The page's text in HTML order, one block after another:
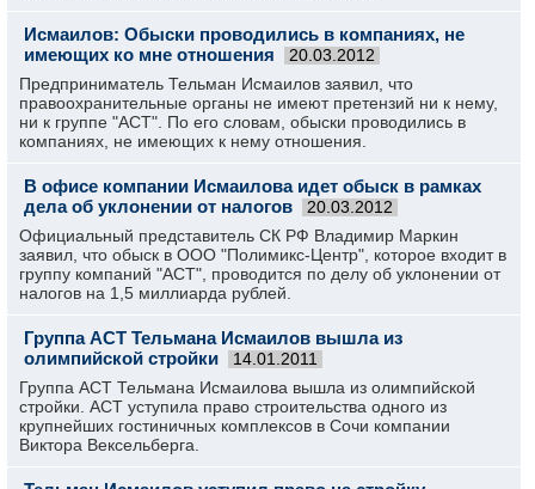
Исмаилов: Обыски проводились в компаниях, не
имеющих ко мне отношения
20.03.2012
Предприниматель Тельман Исмаилов заявил, что
правоохранительные органы не имеют претензий ни к нему,
ни к группе "АСТ". По его словам, обыски проводились в
компаниях, не имеющих к нему отношения.
В офисе компании Исмаилова идет обыск в рамках
дела об уклонении от налогов
20.03.2012
Официальный представитель СК РФ Владимир Маркин
заявил, что обыск в ООО "Полимикс-Центр", которое входит в
группу компаний "АСТ", проводится по делу об уклонении от
налогов на 1,5 миллиарда рублей.
Группа АСТ Тельмана Исмаилов вышла из
олимпийской стройки
14.01.2011
Группа АСТ Тельмана Исмаилова вышла из олимпийской
стройки. АСТ уступила право строительства одного из
крупнейших гостиничных комплексов в Сочи компании
Виктора Вексельберга.